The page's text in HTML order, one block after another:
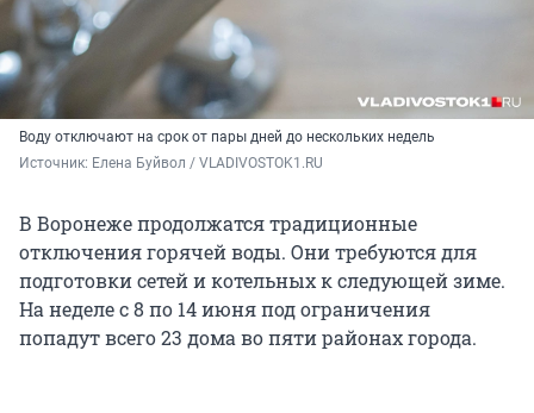
Воду отключают на срок от пары дней до нескольких недель
Источник: Елена Буйвол / VLADIVOSTOK1.RU
В Воронеже продолжатся традиционные
отключения горячей воды. Они требуются для
подготовки сетей и котельных к следующей зиме.
На неделе с 8 по 14 июня под ограничения
попадут всего 23 дома во пяти районах города.